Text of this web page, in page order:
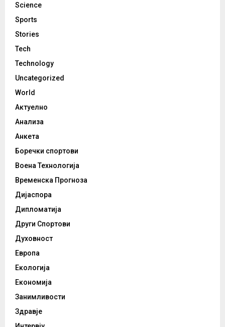
Science
Sports
Stories
Tech
Technology
Uncategorized
World
Актуелно
Анализа
Анкета
Боречки спортови
Воена Технологија
Временска Прогноза
Дијаспора
Дипломатија
Други Спортови
Духовност
Европа
Екологија
Економија
Занимливости
Здравје